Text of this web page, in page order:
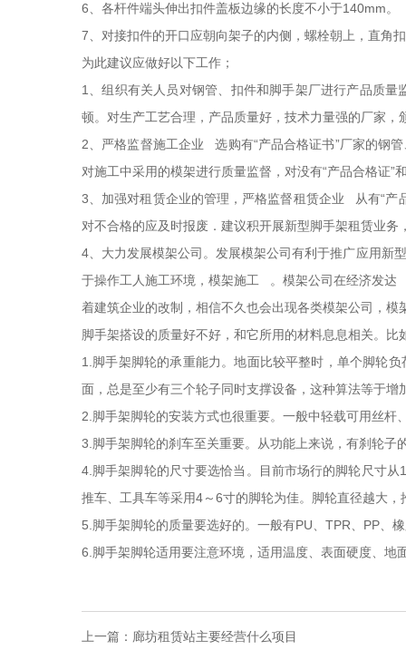
6、各杆件端头伸出扣件盖板边缘的长度不小于140mm。
7、对接扣件的开口应朝向架子的内侧，螺栓朝上，直角
为此建议应做好以下工作；
1、组织有关人员对钢管、扣件和脚手架厂进行产品质
顿。对生产工艺合理，产品质量好，技术力量强的厂家，
2、严格监督施工企业 选购有“产品合格证书”厂家的钢
对施工中采用的模架进行质量监督，对没有“产品合格证
3、加强对租赁企业的管理，严格监督租赁企业 从有“产
对不合格的应及时报废．建议积开展新型脚手架租赁业
4、大力发展模架公司。发展模架公司有利于推广应用新
于操作工人施工环境，模架施工 。模架公司在经济发达
着建筑企业的改制，相信不久也会出现各类模架公司，模
脚手架搭设的质量好不好，和它所用的材料息息相关。
1.脚手架脚轮的承重能力。地面比较平整时，单个脚轮
面，总是至少有三个轮子同时支撑设备，这种算法等于
2.脚手架脚轮的安装方式也很重要。一般中轻载可用丝
3.脚手架脚轮的刹车至关重要。从功能上来说，有刹轮
4.脚手架脚轮的尺寸要选恰当。目前市场行的脚轮尺寸
推车、工具车等采用4～6寸的脚轮为佳。脚轮直径越大
5.脚手架脚轮的质量要选好的。一般有PU、TPR、PP、
6.脚手架脚轮适用要注意环境，适用温度、表面硬度、地
上一篇： 廊坊租赁站主要经营什么项目